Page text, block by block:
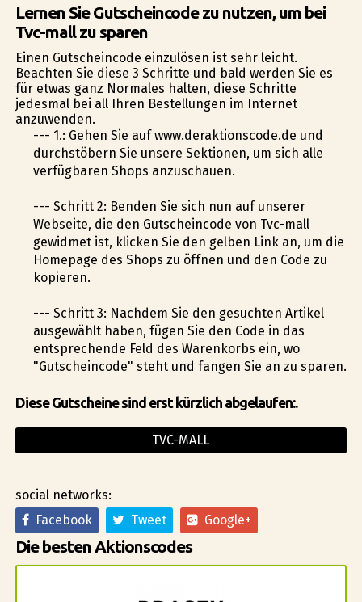
Lernen Sie Gutscheincode zu nutzen, um bei
Tvc-mall zu sparen
Einen Gutscheincode einzulösen ist sehr leicht.
Beachten Sie diese 3 Schritte und bald werden Sie es
für etwas ganz Normales halten, diese Schritte
jedesmal bei all Ihren Bestellungen im Internet
anzuwenden.
--- 1.: Gehen Sie auf www.deraktionscode.de und
durchstöbern Sie unsere Sektionen, um sich alle
verfügbaren Shops anzuschauen.
--- Schritt 2: Befinden Sie sich nun auf unserer
Webseite, die den Gutscheincode von Tvc-mall
gewidmet ist, klicken Sie den gelben Link an, um die
Homepage des Shops zu öffnen und den Code zu
kopieren.
--- Schritt 3: Nachdem Sie den gesuchten Artikel
ausgewählt haben, fügen Sie den Code in das
entsprechende Feld des Warenkorbs ein, wo
"Gutscheincode" steht und fangen Sie an zu sparen.
Diese Gutscheine sind erst kürzlich abgelaufen:.
TVC-MALL
social networks:
Facebook
Tweet Google+
Die besten Aktionscodes